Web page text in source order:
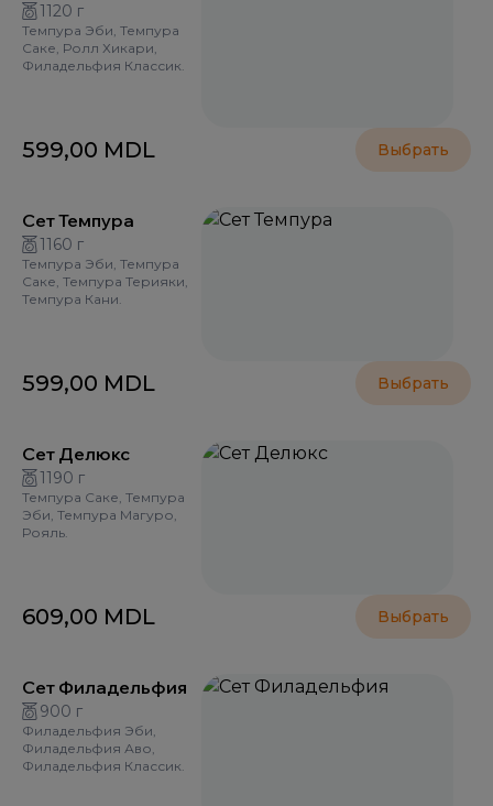
1120 г
Темпура Эби, Темпура
Саке, Ролл Хикари,
Филадельфия Классик.
599,00 MDL Выбрать
Сет Темпура
1160 г
Темпура Эби, Темпура
Саке, Темпура Терияки,
Темпура Кани.
599,00 MDL Выбрать
Сет Делюкс
1190 г
Темпура Саке, Темпура
Эби, Темпура Магуро,
Рояль.
609,00 MDL Выбрать
Сет Филадельфия
900 г
Филадельфия Эби,
Филадельфия Аво,
Филадельфия Классик.